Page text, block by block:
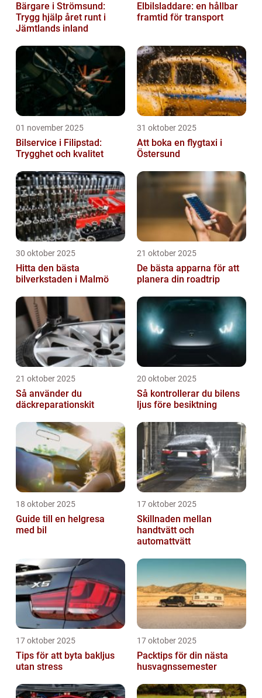
Bärgare i Strömsund:
Trygg hjälp året runt i
Jämtlands inland
Elbilsladdare: en hållbar
framtid för transport
01 november 2025
Bilservice i Filipstad:
Trygghet och kvalitet
31 oktober 2025
Att boka en flygtaxi i
Östersund
30 oktober 2025
Hitta den bästa
bilverkstaden i Malmö
21 oktober 2025
De bästa apparna för att
planera din roadtrip
21 oktober 2025
Så använder du
däckreparationskit
20 oktober 2025
Så kontrollerar du bilens
ljus före besiktning
18 oktober 2025
Guide till en helgresa
med bil
17 oktober 2025
Skillnaden mellan
handtvätt och
automattvätt
17 oktober 2025
Tips för att byta bakljus
utan stress
17 oktober 2025
Packtips för din nästa
husvagnssemester